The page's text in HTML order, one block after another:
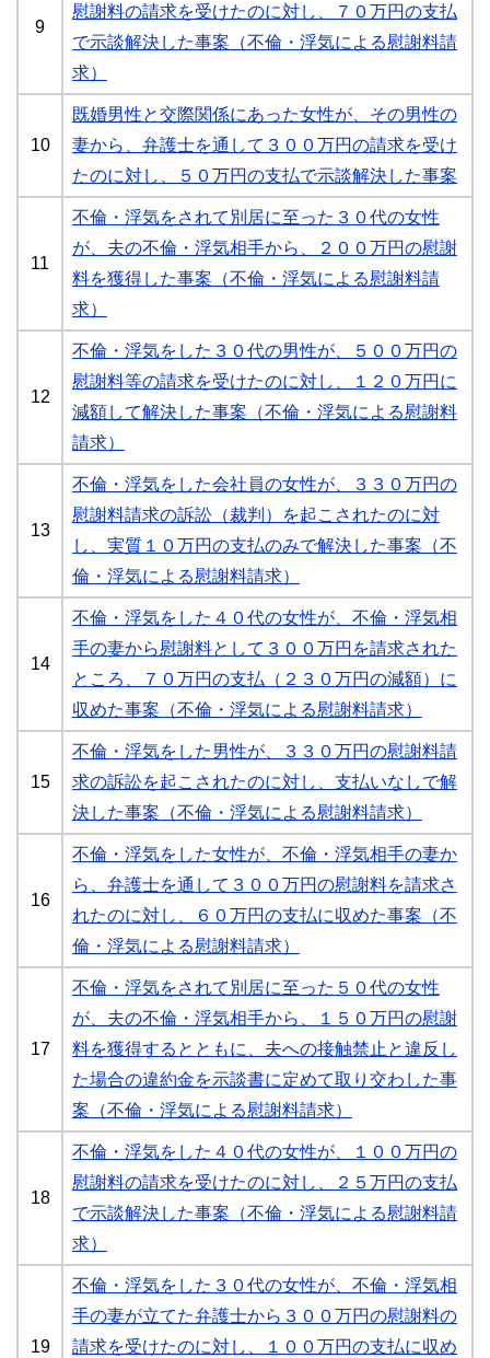
9
慰謝料の請求を受けたのに対し、７０万円の支払
で示談解決した事案（不倫・浮気による慰謝料請
求）
10
既婚男性と交際関係にあった女性が、その男性の
妻から、弁護士を通して３００万円の請求を受け
たのに対し、５０万円の支払で示談解決した事案
11
不倫・浮気をされて別居に至った３０代の女性
が、夫の不倫・浮気相手から、２００万円の慰謝
料を獲得した事案（不倫・浮気による慰謝料請
求）
12
不倫・浮気をした３０代の男性が、５００万円の
慰謝料等の請求を受けたのに対し、１２０万円に
減額して解決した事案（不倫・浮気による慰謝料
請求）
13
不倫・浮気をした会社員の女性が、３３０万円の
慰謝料請求の訴訟（裁判）を起こされたのに対
し、実質１０万円の支払のみで解決した事案（不
倫・浮気による慰謝料請求）
14
不倫・浮気をした４０代の女性が、不倫・浮気相
手の妻から慰謝料として３００万円を請求された
ところ、７０万円の支払（２３０万円の減額）に
収めた事案（不倫・浮気による慰謝料請求）
15
不倫・浮気をした男性が、３３０万円の慰謝料請
求の訴訟を起こされたのに対し、支払いなしで解
決した事案（不倫・浮気による慰謝料請求）
16
不倫・浮気をした女性が、不倫・浮気相手の妻か
ら、弁護士を通して３００万円の慰謝料を請求さ
れたのに対し、６０万円の支払に収めた事案（不
倫・浮気による慰謝料請求）
17
不倫・浮気をされて別居に至った５０代の女性
が、夫の不倫・浮気相手から、１５０万円の慰謝
料を獲得するとともに、夫への接触禁止と違反し
た場合の違約金を示談書に定めて取り交わした事
案（不倫・浮気による慰謝料請求）
18
不倫・浮気をした４０代の女性が、１００万円の
慰謝料の請求を受けたのに対し、２５万円の支払
で示談解決した事案（不倫・浮気による慰謝料請
求）
19
不倫・浮気をした３０代の女性が、不倫・浮気相
手の妻が立てた弁護士から３００万円の慰謝料の
請求を受けたのに対し、１００万円の支払に収め